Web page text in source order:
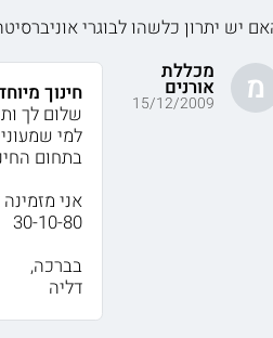
יש יתרון כלשהו לבוגרי
מ מכללת
אורנים
15/12/2009
חינוך
שלום לך
למי
בתחום
30-10-80
בברכה,
דליה